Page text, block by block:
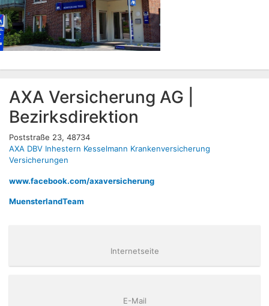
AXA Versicherung AG |
Bezirksdirektion
Poststraße 23, 48734
AXA DBV Inhestern Kesselmann Krankenversicherung
Versicherungen
www.facebook.com/axaversicherung
MuensterlandTeam
Internetseite
E-Mail